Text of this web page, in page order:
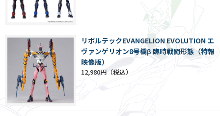
リボルテックEVANGELION EVOLUTION エ
ヴァンゲリオン8号機β 臨時戦闘形態（特報
映像版）
12,980円